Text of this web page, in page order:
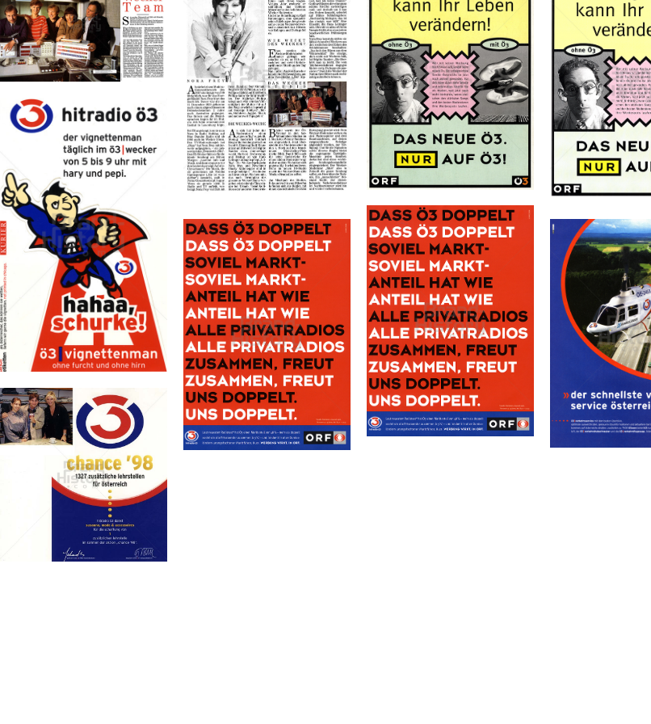
Konzerne
Epoche
ORF Hitradio Ö3
Österreichischer
1984
Bild-ID: 69823
ORF Hitradio Ö3
ORF
Österreichischer
Rundfunk
1984
Bild-ID: 69824
ORF Hitradio Ö3
ORF
Österreichischer
Rundfunk
1995
Bild-ID: 74087
ORF
ORF
1995
ORF Hitradio Ö3
ORF
Österreichischer
Rundfunk
1997
Bild-ID: 73960
ORF Hitradio Ö3
ORF
Österreichischer
Rundfunk
1998
Bild-ID: 71359
ORF Hitradio Ö3
ORF
Österreichischer
Rundfunk
1998
Bild-ID: 71359
ORF
ORF
1998
ORF Hitradio Ö3
Österreichischer
Rundfunk
Bild-ID: 73874